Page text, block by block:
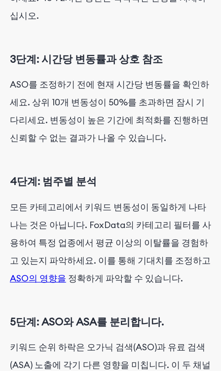
십시오.
3단계: 시간당 변동률과 상호 참조
ASO를 조정하기 전에 현재 시간당 변동률을 확인하
세요. 상위 10개 변동성이 50%를 초과하면 잠시 기
다리세요. 변동성이 높은 기간에 최적화를 진행하면
신뢰할 수 없는 결과가 나올 수 있습니다.
4단계: 범주별 분석
모든 카테고리에서 키워드 변동성이 동일하게 나타
나는 것은 아닙니다. FoxData의 카테고리 필터를 사
용하여 특정 업종에서 평균 이상의 이탈률을 경험하
고 있는지 파악하세요. 이를 통해 기대치를 조정하고
ASO의 영향을 정확하게 파악할 수 있습니다.
5단계: ASO와 ASA를 분리합니다.
키워드 순위 하락은 오가닉 검색(ASO)과 유료 검색
(ASA) 노출에 각기 다른 영향을 미칩니다. 이 두 채널